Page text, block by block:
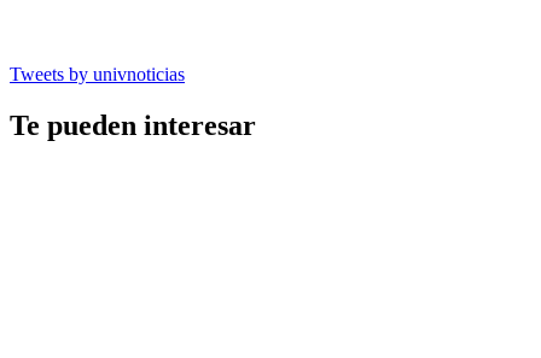
Tweets by univnoticias
Te pueden interesar